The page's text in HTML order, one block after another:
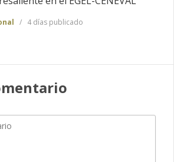
4 días publicado